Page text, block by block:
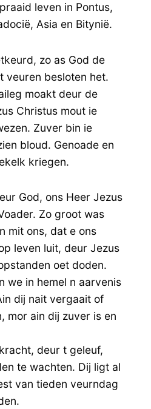
leven in Pontus,
Asia en Bitynië.
zo as God de
veuren besloten het.
moakt deur de
Christus mout ie
Zuver bin ie
bloud. Genoade en
kriegen.
God, ons Heer Jezus
Zo groot was
mit ons, dat e ons
leven luit, deur Jezus
oet doden.
we in hemel n aarvenis
dij nait vergaait of
mor ain dij zuver is en
deur t geleuf,
te wachten. Dij ligt al
van tieden veurndag